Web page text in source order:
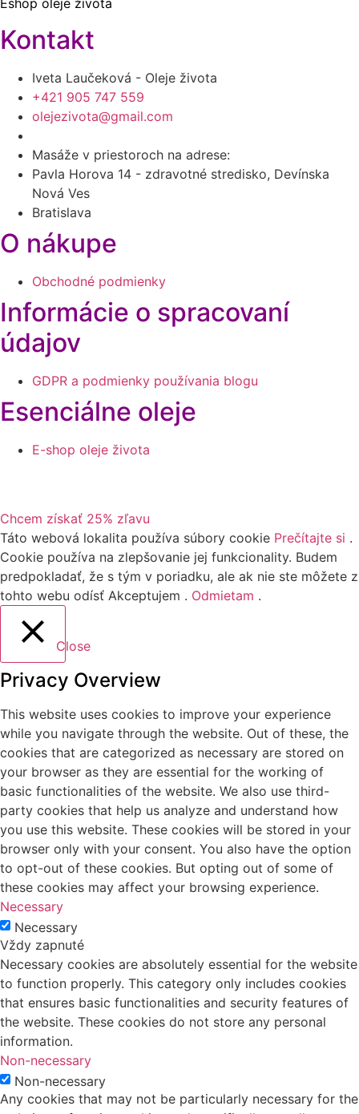
Eshop oleje života
Kontakt
Iveta Laučeková - Oleje života
+421 905 747 559
olejezivota@gmail.com
Masáže v priestoroch na adrese:
Pavla Horova 14 - zdravotné stredisko, Devínska
Nová Ves
Bratislava
O nákupe
Obchodné podmienky
Informácie o spracovaní
údajov
GDPR a podmienky používania blogu
Esenciálne oleje
E-shop oleje života
Chcem získať 25% zľavu
Táto webová lokalita používa súbory cookie Prečítajte si .
Cookie používa na zlepšovanie jej funkcionality. Budem
predpokladať, že s tým v poriadku, ale ak nie ste môžete z
tohto webu odísť Akceptujem . Odmietam .
Close
Privacy Overview
This website uses cookies to improve your experience
while you navigate through the website. Out of these, the
cookies that are categorized as necessary are stored on
your browser as they are essential for the working of
basic functionalities of the website. We also use third-
party cookies that help us analyze and understand how
you use this website. These cookies will be stored in your
browser only with your consent. You also have the option
to opt-out of these cookies. But opting out of some of
these cookies may affect your browsing experience.
Necessary
Necessary
Vždy zapnuté
Necessary cookies are absolutely essential for the website
to function properly. This category only includes cookies
that ensures basic functionalities and security features of
the website. These cookies do not store any personal
information.
Non-necessary
Non-necessary
Any cookies that may not be particularly necessary for the